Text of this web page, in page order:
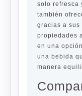
solo refresca
también
gracias a
propiedades
en una
una bebida
manera